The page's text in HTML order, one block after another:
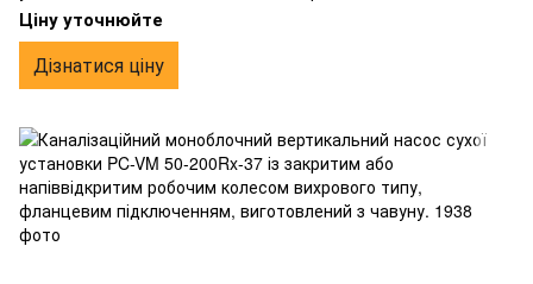
напіввідкритим робочим колесом вихрового типу,
фланцевим підключенням, виготовлений з чавуну.
Ціну уточнюйте
Дізнатися ціну